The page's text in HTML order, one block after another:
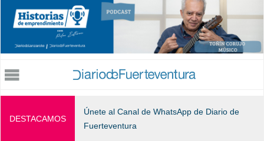
Jump to navigation
DESTACAMOS
Únete al Canal de WhatsApp de Diario de
Fuerteventura